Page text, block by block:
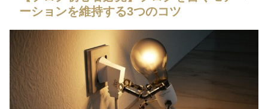
ーションを維持する3つのコツ